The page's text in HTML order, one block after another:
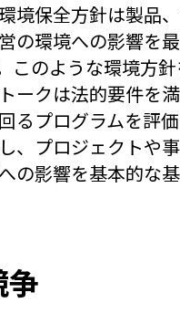
境保全方針は製品
の環境への影響を
このような環境方
ークは法的要件を
るプログラムを評
、プロジェクトや
の影響を基本的な